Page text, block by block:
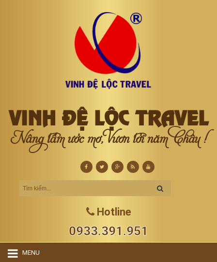
VINH ĐỆ LỘC TRAVEL
Nâng tầm ước mơ, Vươn tới năm Châu !
Hotline
0933.391.951
MENU